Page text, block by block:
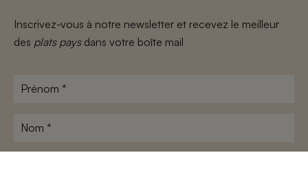
Inscrivez-vous à notre newsletter et recevez le meilleur
des plats paysdans votre boîte mail
Prénom
Nom